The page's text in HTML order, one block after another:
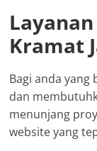
Kramat
Bagi anda yang
dan
menunjang
website yang